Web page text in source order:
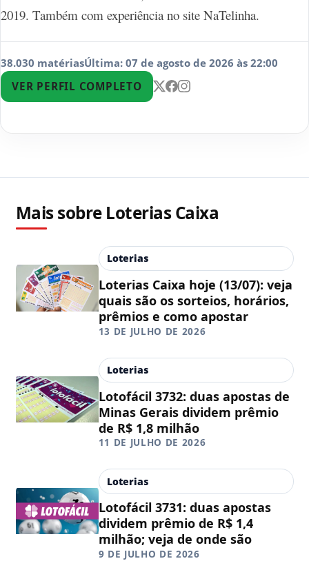
2019. Também com experiência no site NaTelinha.
38.030 matériasÚltima: 07 de agosto de 2026 às 22:00
VER PERFIL COMPLETO
Mais sobre Loterias Caixa
Loterias
Loterias Caixa hoje (13/07): veja
quais são os sorteios, horários,
prêmios e como apostar
13 DE JULHO DE 2026
Loterias
Lotofácil 3732: duas apostas de
Minas Gerais dividem prêmio
de R$ 1,8 milhão
11 DE JULHO DE 2026
Loterias
Lotofácil 3731: duas apostas
dividem prêmio de R$ 1,4
milhão; veja de onde são
9 DE JULHO DE 2026